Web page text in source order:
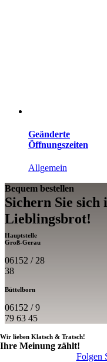
Geänderte
Öffnungszeiten
Allgemein
Bequem bestellen
Sichern Sie sich
Lieblings­brot!
Hauptstelle
Groß-Gerau
06152 / 28
38
Büttelborn
06152 / 9
79 63 45
Wir lieben Klatsch & Tratsch!
Ihre Meinung zählt!
Folgen